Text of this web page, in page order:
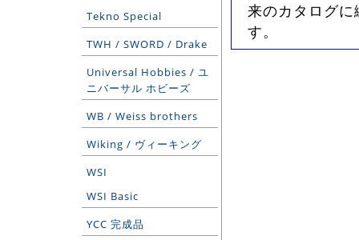
Tekno Special
TWH / SWORD / Drake
Universal Hobbies / ユ
ニバーサル ホビーズ
WB / Weiss brothers
Wiking / ヴィーキング
WSI
WSI Basic
YCC 完成品
来のカタログ
す。